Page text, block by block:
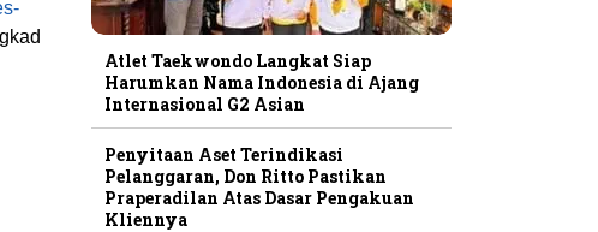
Atlet Taekwondo Langkat Siap
Harumkan Nama Indonesia di Ajang
Internasional G2 Asian
Penyitaan Aset Terindikasi
Pelanggaran, Don Ritto Pastikan
Praperadilan Atas Dasar Pengakuan
Kliennya